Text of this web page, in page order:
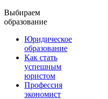
Выбираем
образование
Юридическое
образование
Как стать
успешным
юристом
Профессия
экономист